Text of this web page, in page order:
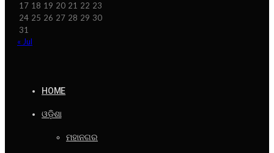
17 18 19 20 21 22 23
24 25 26 27 28 29 30
31
« Jul
HOME
ଓଡ଼ିଶା
ମହାନଗର